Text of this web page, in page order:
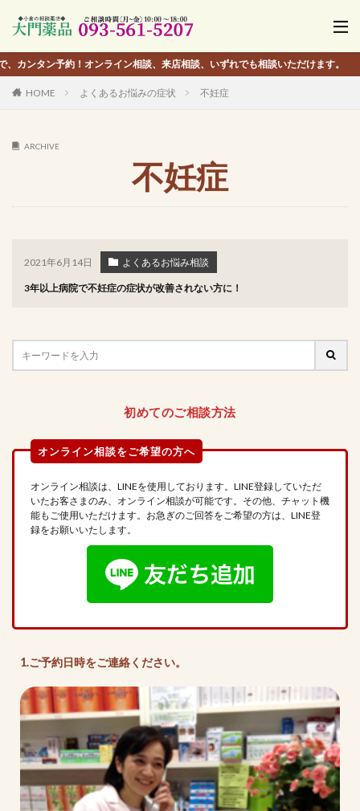
！オンライン相談、来店相談、いずれでも相談いただけます。
HOME よくあるお悩みの症状 不妊症
ARCHIVE
不妊症
2021年6月14日 よくあるお悩み相談
3年以上病院で不妊症の症状が改善されない方に！
初めてのご相談方法
オンライン相談は、LINEを使用しております。LINE登録していただ
いたお客さまのみ、オンライン相談が可能です。その他、チャット機
能もご使用いただけます。お急ぎのご回答をご希望の方は、LINE登
録をお願いいたします。
1.ご予約日時をご連絡ください。